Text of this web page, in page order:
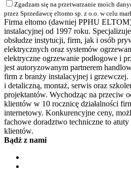
Zgadzam się na przetwarzanie moich
przez Sprzedawcę eltomo sp. z o.o. w celu
Firma eltomo (dawniej PPHU
instalacyjnej od 1997 roku.
obsłudze instytucji, firm, jak i osób
elektrycznych oraz systemów
elektryczne ogrzewanie podłogowe i
jest autoryzowanym partnerem
firm z branży instalacyjnej i grzewczej.
i detaliczną, montaż, serwis oraz
projektantów. Wychodząc na przeciw
klientów w 10 rocznicę działalności
internetowy. Konkurencyjne ceny,
fachowe doradztwo techniczne to atuty
klientów.
Bądź z nami